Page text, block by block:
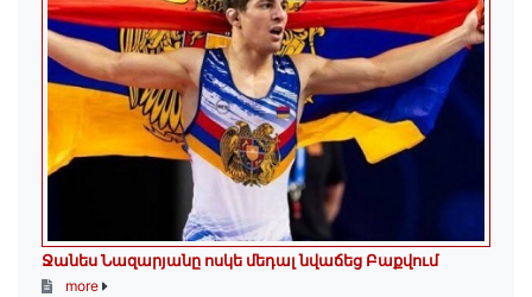
Ջանես Նազարյանը ոսկե մեդալ նվաճեց Բաքվում
more